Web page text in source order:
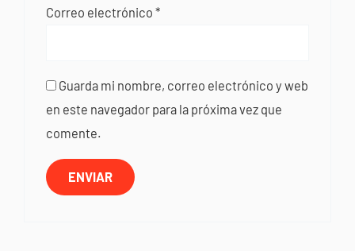
Correo electrónico*
Guarda mi nombre, correo electrónico y web
en este navegador para la próxima vez que
comente.